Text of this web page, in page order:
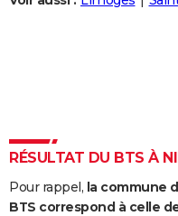
Carte de Noël
Carte Bonne année
Carte Saint-Valentin
Carte Pâques
Carte d'anniversaire
Dictionnaire
Biographies
Citations
Expressions
Proverbes
PROGRAMME TV
RÉSULTAT DU BTS À
Pour rappel, la commune
BTS correspond à celle